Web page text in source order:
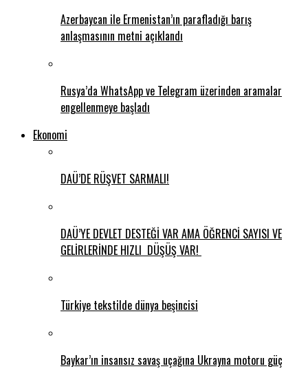
Azerbaycan ile Ermenistan’ın parafladığı barış
anlaşmasının metni açıklandı
Rusya’da WhatsApp ve Telegram üzerinden aramalar
engellenmeye başladı
Ekonomi
DAÜ’DE RÜŞVET SARMALI!
DAÜ’YE DEVLET DESTEĞİ VAR AMA ÖĞRENCİ SAYISI VE
GELİRLERİNDE HIZLI DÜŞÜŞ VAR!
Türkiye tekstilde dünya beşincisi
Baykar’ın insansız savaş uçağına Ukrayna motoru güç